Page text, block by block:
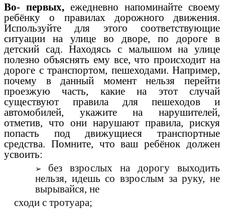
Во- первых, ежедневно напоминайте своему
ребёнку о правилах дорожного движения.
Используйте для этого соответствующие
ситуации на улице во дворе, по дороге в
детский сад. Находясь с малышом на улице
полезно объяснять ему все, что происходит на
дороге с транспортом, пешеходами. Например,
почему в данный момент нельзя перейти
проезжую часть, какие на этот случай
существуют правила для пешеходов и
автомобилей, укажите на нарушителей,
отметив, что они нарушают правила, рискуя
попасть под движущиеся транспортные
средства. Помните, что ваш ребёнок должен
усвоить:
без взрослых на дорогу выходить
нельзя, идешь со взрослым за руку, не
вырывайся, не
сходи с тротуара;